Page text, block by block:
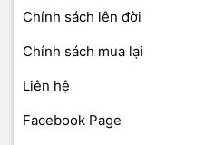
Chính sách lên đời
Chính sách mua lại
Liên hệ
Facebook Page